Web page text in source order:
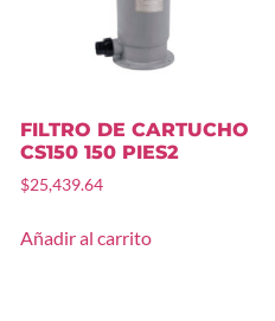
FILTRO DE CARTUCHO
CS150 150 PIES2
$25,439.64
Añadir al carrito